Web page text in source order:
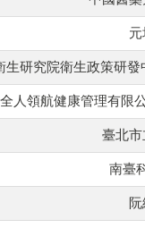
生研究院衛生政策研
人領航健康管理有限
臺北
南臺